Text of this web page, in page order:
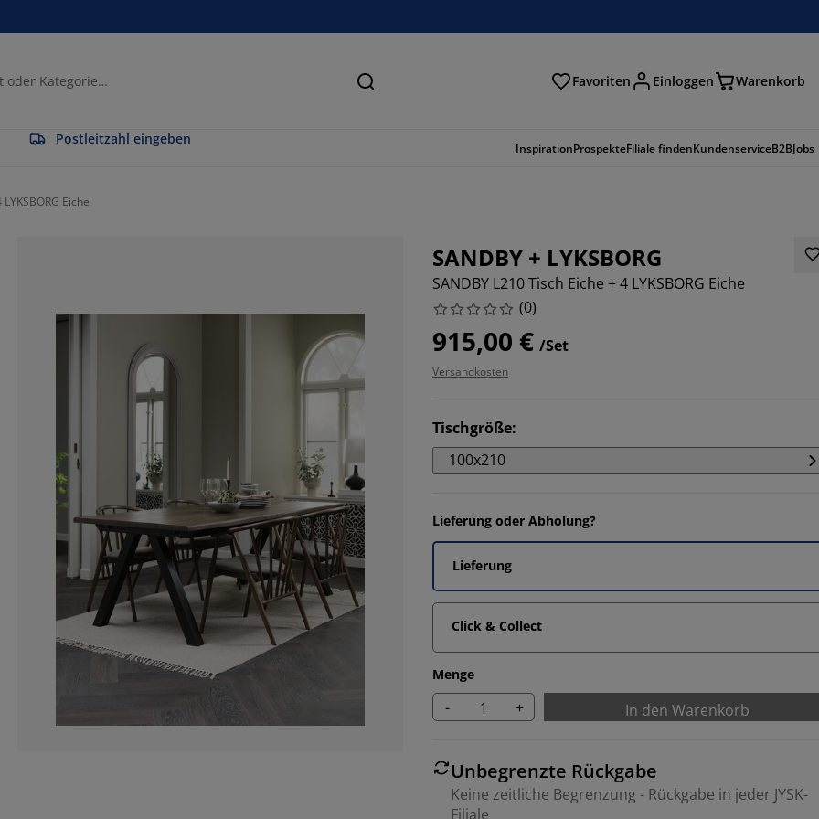
Suchen Favoriten Einloggen Warenkorb
Postleitzahl eingeben
InspirationProspekteFiliale findenKundenserviceB2BJobs
Eiche
SANDBY + LYKSBORG
SANDBY L210 Tisch Eiche + 4 LYKSBORG Eiche
(0)
915,00 € /Set
Versandkosten
Tischgröße:
100x210
Lieferung oder Abholung?
Lieferung
Click & Collect
Menge
- + In den Warenkorb
Unbegrenzte Rückgabe
Keine zeitliche Begrenzung - Rückgabe in jeder JYSK-
Filiale